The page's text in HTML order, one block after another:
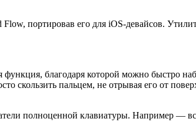
портировав его для iOS-девайсов.
благодаря которой можно быстро
скользить пальцем, не отрывая его от
полноценной клавиатуры. Например —